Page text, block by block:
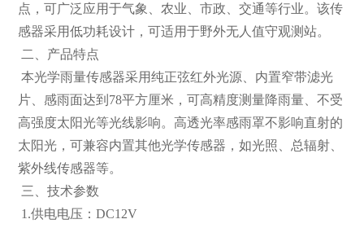
点，可广泛应用于气象、农业、市政、交通等行业。该传
感器采用低功耗设计，可适用于野外无人值守观测站。
二、产品特点
本光学雨量传感器采用纯正弦红外光源、内置窄带滤光
片、感雨面达到78平方厘米，可高精度测量降雨量、不受
高强度太阳光等光线影响。高透光率感雨罩不影响直射的
太阳光，可兼容内置其他光学传感器，如光照、总辐射、
紫外线传感器等。
三、技术参数
1.供电电压：DC12V